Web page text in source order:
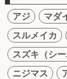
アジ マダ
スルメイカ
スズキ（シー
ニジマス